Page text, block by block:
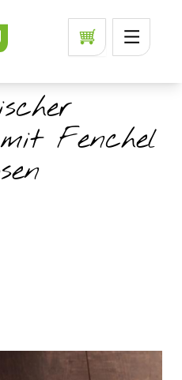
Fenchel